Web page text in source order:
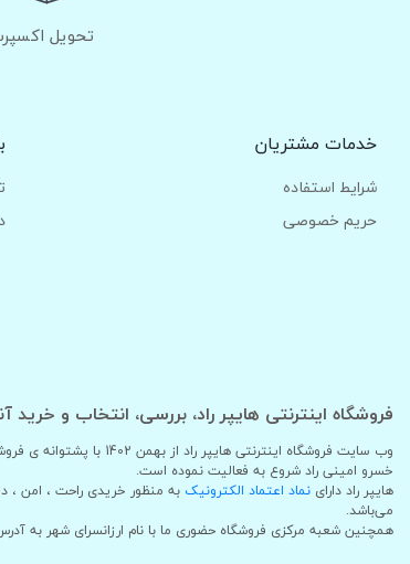
تحویل
خدمات مشتریان
شرایط استفاده
حریم خصوصی
فروشگاه اینترنتی هایپر راد، بررسی، انتخاب و خرید
وب سایت فروشگاه
خسرو امینی راد شروع به فعالیت نموده است.
هایپر راد دارای نماد اعتماد الکترونیک به منظور خریدی راحت ، امن ،
می‌باشد.
همچنین شعبه مرکزی فروشگاه حضوری ما با نام ارزانسرای شهر به